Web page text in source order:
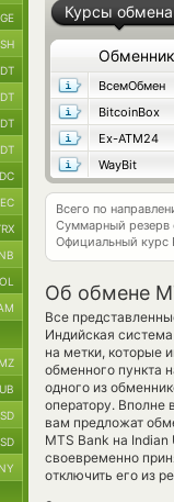
Курсы обмена
Обменник
ВсемОбмен
BitcoinBox
Ex-ATM24
WayBit
Всего по
Суммарный резерв
Официальный курс
Об обмене
Все
Индийская
на метки, которые
обменного пункта
одного из
оператору. Вполне
вам предложат
MTS Bank на
своевременно
отключить его из